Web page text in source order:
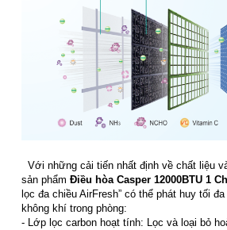
Với những cải tiến nhất định về chất liệu
sản phẩm Điều hòa Casper 12000BTU 1
lọc đa chiều AirFresh” có thể phát huy tối
không khí trong phòng:
- Lớp lọc carbon hoạt tính: Lọc và loại bỏ